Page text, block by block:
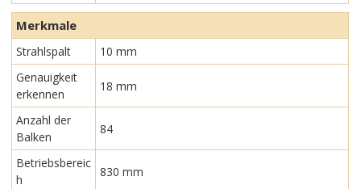
Merkmale
Strahlspalt
10 mm
Genauigkeit
erkennen
18 mm
Anzahl der
Balken
84
Betriebsbereic
h
830 mm